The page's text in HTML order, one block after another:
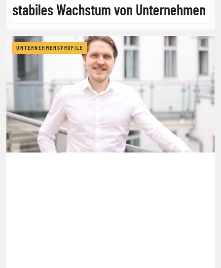
stabiles Wachstum von Unternehmen
UNTERNEHMENSPROFILE